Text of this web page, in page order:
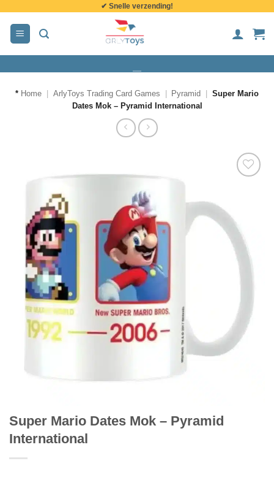
inhoud
✔ Snelle verzending!
* Home ArlyToys Trading Card Games Pyramid
Super Mario
Dates Mok – Pyramid International
Super Mario Dates Mok – Pyramid
International